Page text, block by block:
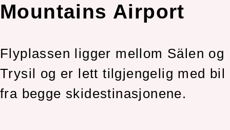
Mountains Airport
Flyplassen ligger mellom Sälen og
Trysil og er lett tilgjengelig med bil
fra begge skidestinasjonene.